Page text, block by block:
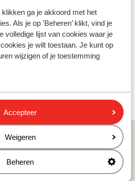
ga je akkoord met het
Als je op 'Beheren’ klikt, vind je
volledige lijst van cookies waar je
je wilt toestaan. Je kunt op
wijzigen of je toestemming
Accepteer
Weigeren
Beheren
fijne sfeer en uitstekende
van actie, cultuur of pure
zijn de perfecte uitvalsbasis
echt bij je past.
landen
Spanje
Griekenland
Egypte